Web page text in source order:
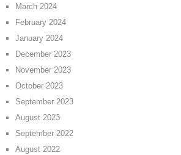
March 2024
February 2024
January 2024
December 2023
November 2023
October 2023
September 2023
August 2023
September 2022
August 2022